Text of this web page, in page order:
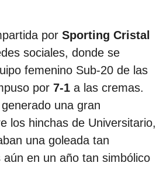
por Sporting Cristal
sociales, donde se
femenino Sub-20 de las
por 7-1 a las cremas.
una gran
los hinchas de Universitario,
una goleada tan
en un año tan simbólico